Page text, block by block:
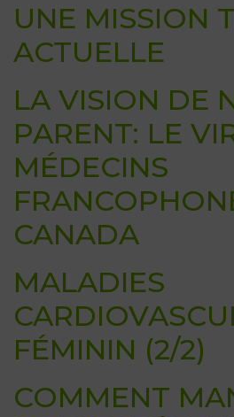
UNE MISSION
ACTUELLE
LA VISION DE
PARENT: LE
MÉDECINS
CANADA
MALADIES
FÉMININ (2/2)
COMMENT